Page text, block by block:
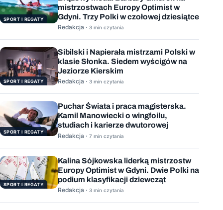
SPORT I REGATY
mistrzostwach Europy Optimist w
Gdyni. Trzy Polki w czołowej dziesiątce
Redakcja · 3 min czytania
SPORT I REGATY
Sibilski i Napierała mistrzami Polski w
klasie Słonka. Siedem wyścigów na
Jeziorze Kierskim
Redakcja · 3 min czytania
SPORT I REGATY
Puchar Świata i praca magisterska.
Kamil Manowiecki o wingfoilu,
studiach i karierze dwutorowej
Redakcja · 7 min czytania
SPORT I REGATY
Kalina Sójkowska liderką mistrzostw
Europy Optimist w Gdyni. Dwie Polki na
podium klasyfikacji dziewcząt
Redakcja · 3 min czytania